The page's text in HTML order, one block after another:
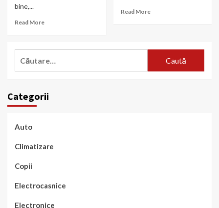
bine,...
Read More
Read More
Categorii
Auto
Climatizare
Copii
Electrocasnice
Electronice